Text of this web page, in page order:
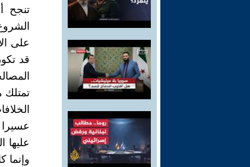
تنجح
على
قد
تمتلك
وإنما